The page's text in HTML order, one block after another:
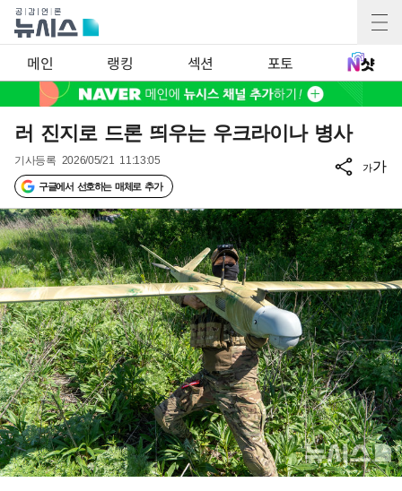
메인 랭킹 섹션 포토
러 진지로 드론 띄우는 우크라이나 병사
기사등록 2026/05/21 11:13:05
구글에서 선호하는 매체로 추가
가가